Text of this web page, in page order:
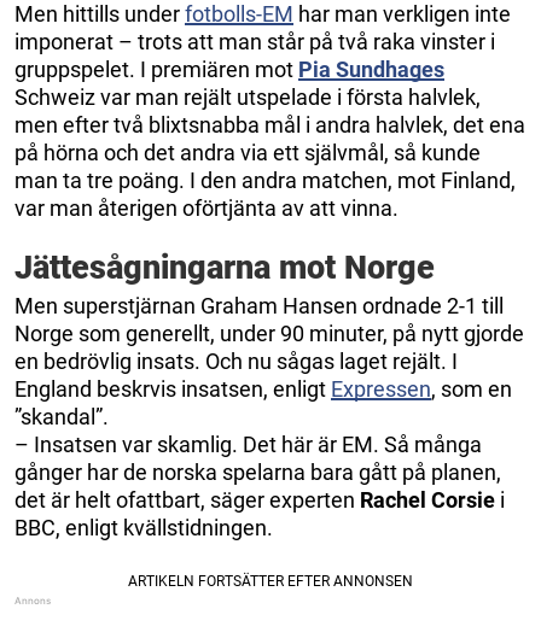
Men hittills underfotbolls-EM har man verkligen inte
imponerat – trots att man står på två raka vinster i
gruppspelet. I premiären mot Pia Sundhages
Schweiz var man rejält utspelade i första halvlek,
men efter två blixtsnabba mål i andra halvlek, det ena
på hörna och det andra via ett självmål, så kunde
man ta tre poäng. I den andra matchen, mot Finland,
var man återigen oförtjänta av att vinna.
Jättesågningarna mot Norge
Men superstjärnan Graham Hansen ordnade 2-1 till
Norge som generellt, under 90 minuter, på nytt gjorde
en bedrövlig insats. Och nu sågas laget rejält. I
England beskrvis insatsen, enligt Expressen, som en
”skandal”.
– Insatsen var skamlig. Det här är EM. Så många
gånger har de norska spelarna bara gått på planen,
det är helt ofattbart, säger experten Rachel Corsie i
BBC, enligt kvällstidningen.